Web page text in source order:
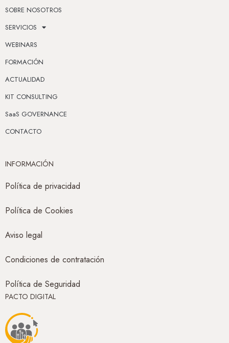
SOBRE NOSOTROS
SERVICIOS
WEBINARS
FORMACIÓN
ACTUALIDAD
KIT CONSULTING
SaaS GOVERNANCE
CONTACTO
INFORMACIÓN
Política de privacidad
Política de Cookies
Aviso legal
Condiciones de contratación
Política de Seguridad
PACTO DIGITAL